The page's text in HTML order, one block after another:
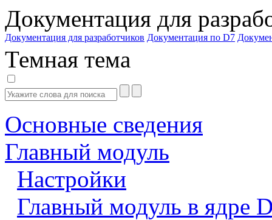
Документация для
Документация для разработчиков Документация по D7
Темная тема
Основные сведения
Главный модуль
Настройки
Главный модуль в ядре